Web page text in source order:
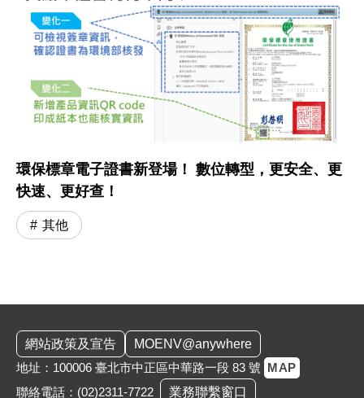
環保標章電子證書新登場！ 數位轉型，更安全、更
快速、更好查！
其他
網站政策及宣告
MOENV@anywhere
地址：100006 臺北市中正區中華路一段 83 號 MAP
聯絡電話： (02)2311-7722 業務聯繫窗口